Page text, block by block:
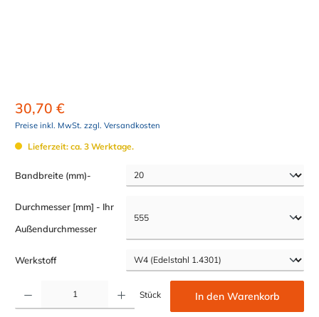
30,70 €
Preise inkl. MwSt. zzgl. Versandkosten
Lieferzeit: ca. 3 Werktage.
Bandbreite (mm)- auswählen
Durchmesser [mm] - Ihr
Außendurchmesserauswählen
Werkstoffauswählen
Produkt Anzahl: Gib den gewünschten Wert ein oder benutze die Schaltflächen um die Anzahl
Stück In den Warenkorb